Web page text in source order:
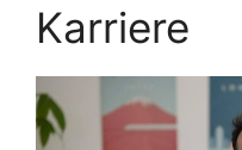
Karriere